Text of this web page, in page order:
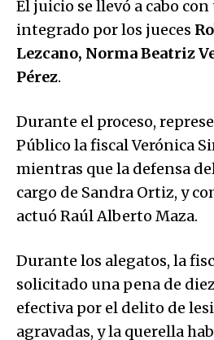
El juicio se llevó a cabo
integrado por los jueces
Lezcano, Norma Beatriz
Pérez.
Durante el proceso,
Público la fiscal Verónica
mientras que la defensa
cargo de Sandra Ortiz, y
actuó Raúl Alberto Maza.
Durante los alegatos, la
solicitado una pena de
efectiva por el delito de
agravadas, y la querella